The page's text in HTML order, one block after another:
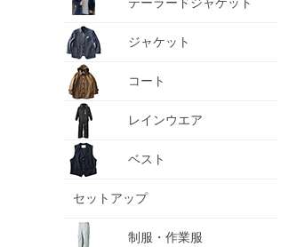
ジャケット
コート
レインウエア
ベスト
セットアップ
制服・作業服